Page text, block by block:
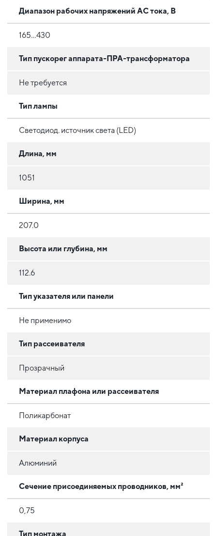
Диапазон рабочих напряжений AC тока, В
165...430
Тип пускорег аппарата-ПРА-трансформатора
Не требуется
Тип лампы
Светодиод. источник света (LED)
Длина, мм
1051
Ширина, мм
207.0
Высота или глубина, мм
112.6
Тип указателя или панели
Не применимо
Тип рассеивателя
Прозрачный
Материал плафона или рассеивателя
Поликарбонат
Материал корпуса
Алюминий
Сечение присоединяемых проводников, мм²
0,75
Тип монтажа